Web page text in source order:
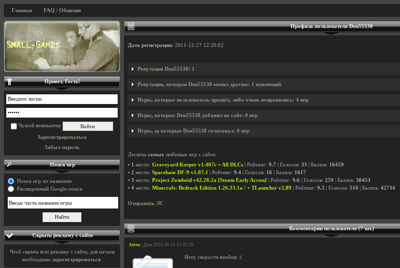
Главная FAQ / Общение
Профиль пользователя Den55538
Дата регистрации: 2011-12-27 12:26:02
Репутация Den55538: 1
Репутация, которую Den55538 менял другим: 1 изменений
Игры, которые пользователь прошёл, либо очень понравились: 4 игр
Игры, которые Den55538 добавил на сайт: 0 игр
Игры, за которые Den55538 голосовал: 0 игр
Десятка самых любимых игр с сайта:
• 1 место: Graveyard Keeper v1.407c + All DLCs | Рейтинг: 9.7 | Голосов: 33 | Баллов: 16459
• 2 место: Spacebase DF-9 v1.07.1 | Рейтинг: 9.4 | Голосов: 16 | Баллов: 1617
• 3 место: Project Zomboid v42.20.2a [Steam Early Access] | Рейтинг: 9.6 | Голосов: 259 | Баллов: 30453
• 4 место: Minecraft: Bedrock Edition 1.26.33.1a / + TLauncher v2.89 | Рейтинг: 9.3 | Голосов: 516 | Баллов: 42734
Отправить ЛС
Комментарии пользователя (7 шт.)
Atrox | Дата 2023-10-24 12:42:26
Нету скорости вообще :(
Привет, Гость!
Чужой компьютер
Зарегистрироваться
Забыл пароль
Поиск игр
Поиск игр по названию
Расширенный Google-поиск
Скрыть рекламу с сайта
Чтоб скрыть всю рекламу с сайта, для начала
необходимо зарегистрироваться